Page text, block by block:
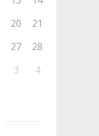
20
21
27
28
3 4